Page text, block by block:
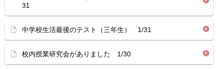
31
中学校生活最後のテスト（三年生） 1/31
校内授業研究会がありました 1/30